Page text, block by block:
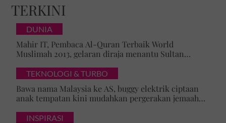
TERKINI
DUNIA
Mahir IT, Pembaca Al-Quran Terbaik World
Muslimah 2013, gelaran diraja menantu Sultan
merta
TEKNOLOGI & TURBO
Bawa nama Malaysia ke AS, buggy elektrik ciptaan
anak tempatan kini mudahkan pergerakan jemaah
INSPIRASI